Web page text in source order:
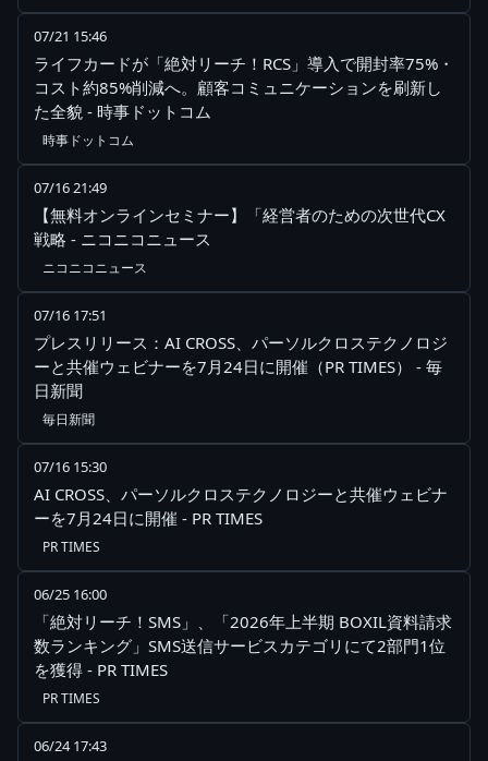
07/21 15:46
ライフカードが「絶対リーチ！RCS」導入で開封率75%・
コスト約85%削減へ。顧客コミュニケーションを刷新し
た全貌 - 時事ドットコム
時事ドットコム
07/16 21:49
【無料オンラインセミナー】「経営者のための次世代CX
戦略 - ニコニコニュース
ニコニコニュース
07/16 17:51
プレスリリース：AI CROSS、パーソルクロステクノロジ
ーと共催ウェビナーを7月24日に開催（PR TIMES） - 毎
日新聞
毎日新聞
07/16 15:30
AI CROSS、パーソルクロステクノロジーと共催ウェビナ
ーを7月24日に開催 - PR TIMES
PR TIMES
06/25 16:00
「絶対リーチ！SMS」、「2026年上半期 BOXIL資料請求
数ランキング」SMS送信サービスカテゴリにて2部門1位
を獲得 - PR TIMES
PR TIMES
06/24 17:43